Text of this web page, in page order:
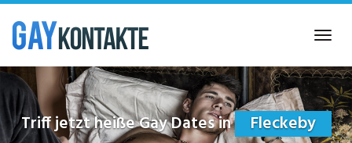
Skip
main
content
Triff jetzt heiße Gay Dates in Fleckeby